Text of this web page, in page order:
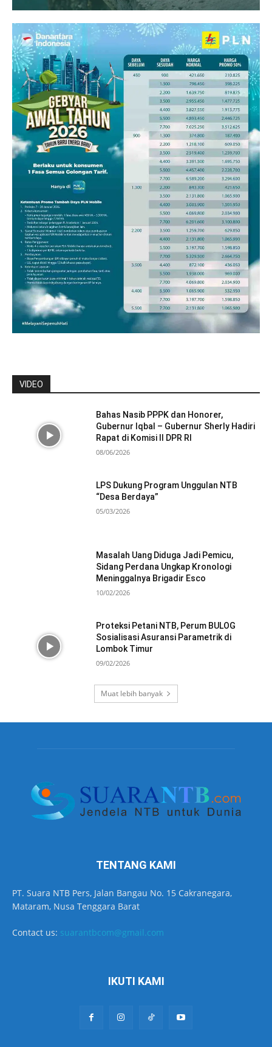
VIDEO
Bahas Nasib PPPK dan Honorer,
Gubernur Iqbal – Gubernur Sherly Hadiri
Rapat di Komisi II DPR RI
08/06/2026
LPS Dukung Program Unggulan NTB
“Desa Berdaya”
05/03/2026
Masalah Uang Diduga Jadi Pemicu,
Sidang Perdana Ungkap Kronologi
Meninggalnya Brigadir Esco
10/02/2026
Proteksi Petani NTB, Perum BULOG
Sosialisasi Asuransi Parametrik di
Lombok Timur
09/02/2026
Muat lebih banyak
TENTANG KAMI
PT. Suara NTB Pers, Jalan Bangau No. 15 Cakranegara,
Mataram, Nusa Tenggara Barat
Contact us: suarantbcom@gmail.com
IKUTI KAMI